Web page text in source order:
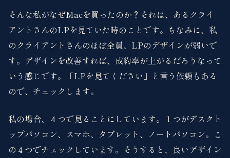
そんな私がなぜMacを買ったのか？それは、あるクライ
アントさんのLPを見ていた時のことです。ちなみに、私
のクライアントさんのほぼ全員、LPのデザインが弱いで
す。デザインを改善すれば、成約率が上がるだろうなって
いう感じです。「LPを見てください」と言う依頼もある
ので、チェックします。
私の場合、４つで見ることにしています。１つがデスクト
ップパソコン、スマホ、タブレット、ノートパソコン。こ
の４つでチェックしています。そうすると、良いデザイン